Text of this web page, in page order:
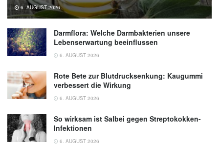
Journal of Bioresources and Bioproducts:
“Lightest” lignin fraction tames type 2
diabetes in rats (veröffentlicht 09.10.2025),
eurekalert.org
6. AUGUST 2026
Darmflora: Welche Darmbakterien unsere
Lebenserwartung beeinflussen
6. AUGUST 2026
Rote Bete zur Blutdrucksenkung: Kaugummi
verbessert die Wirkung
6. AUGUST 2026
So wirksam ist Salbei gegen Streptokokken-
Infektionen
6. AUGUST 2026